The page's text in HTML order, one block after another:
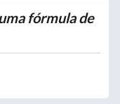
fórmula de